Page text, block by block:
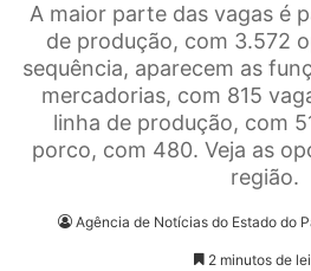
A maior parte das vagas é
de produção, com 3.572
sequência, aparecem as
mercadorias, com 815
linha de produção, com
porco, com 480. Veja as
região.
Agência de Notícias do Estado do
2 minutos de